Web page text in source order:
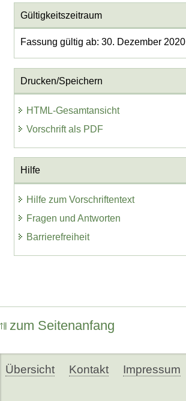
Gültigkeitszeitraum
Fassung gültig ab: 30. Dezember 2020
Drucken/Speichern
HTML-Gesamtansicht
Vorschrift als PDF
Hilfe
Hilfe zum Vorschriftentext
Fragen und Antworten
Barrierefreiheit
zum Seitenanfang
Übersicht Kontakt Impressum